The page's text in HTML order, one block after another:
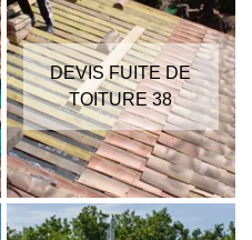
DEVIS FUITE DE
TOITURE 38